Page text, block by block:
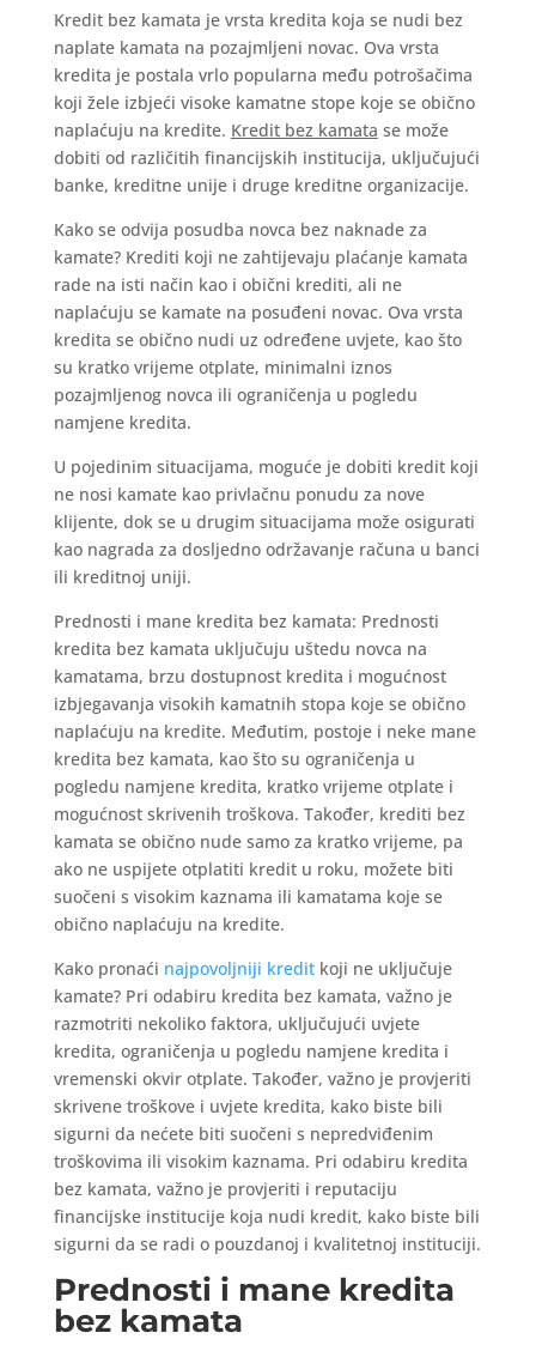
Kredit bez kamata je vrsta kredita koja se nudi bez
naplate kamata na pozajmljeni novac. Ova vrsta
kredita je postala vrlo popularna među potrošačima
koji žele izbjeći visoke kamatne stope koje se obično
naplaćuju na kredite. Kredit bez kamata se može
dobiti od različitih financijskih institucija, uključujući
banke, kreditne unije i druge kreditne organizacije.
Kako se odvija posudba novca bez naknade za
kamate? Krediti koji ne zahtijevaju plaćanje kamata
rade na isti način kao i obični krediti, ali ne
naplaćuju se kamate na posuđeni novac. Ova vrsta
kredita se obično nudi uz određene uvjete, kao što
su kratko vrijeme otplate, minimalni iznos
pozajmljenog novca ili ograničenja u pogledu
namjene kredita.
U pojedinim situacijama, moguće je dobiti kredit koji
ne nosi kamate kao privlačnu ponudu za nove
klijente, dok se u drugim situacijama može osigurati
kao nagrada za dosljedno održavanje računa u banci
ili kreditnoj uniji.
Prednosti i mane kredita bez kamata: Prednosti
kredita bez kamata uključuju uštedu novca na
kamatama, brzu dostupnost kredita i mogućnost
izbjegavanja visokih kamatnih stopa koje se obično
naplaćuju na kredite. Međutim, postoje i neke mane
kredita bez kamata, kao što su ograničenja u
pogledu namjene kredita, kratko vrijeme otplate i
mogućnost skrivenih troškova. Također, krediti bez
kamata se obično nude samo za kratko vrijeme, pa
ako ne uspijete otplatiti kredit u roku, možete biti
suočeni s visokim kaznama ili kamatama koje se
obično naplaćuju na kredite.
Kako pronaći najpovoljniji kreditkoji ne uključuje
kamate? Pri odabiru kredita bez kamata, važno je
razmotriti nekoliko faktora, uključujući uvjete
kredita, ograničenja u pogledu namjene kredita i
vremenski okvir otplate. Također, važno je provjeriti
skrivene troškove i uvjete kredita, kako biste bili
sigurni da nećete biti suočeni s nepredviđenim
troškovima ili visokim kaznama. Pri odabiru kredita
bez kamata, važno je provjeriti i reputaciju
financijske institucije koja nudi kredit, kako biste bili
sigurni da se radi o pouzdanoj i kvalitetnoj instituciji.
Prednosti i mane kredita
bez kamata